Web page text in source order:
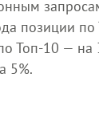
позиции по
Топ-10 — на
5%.